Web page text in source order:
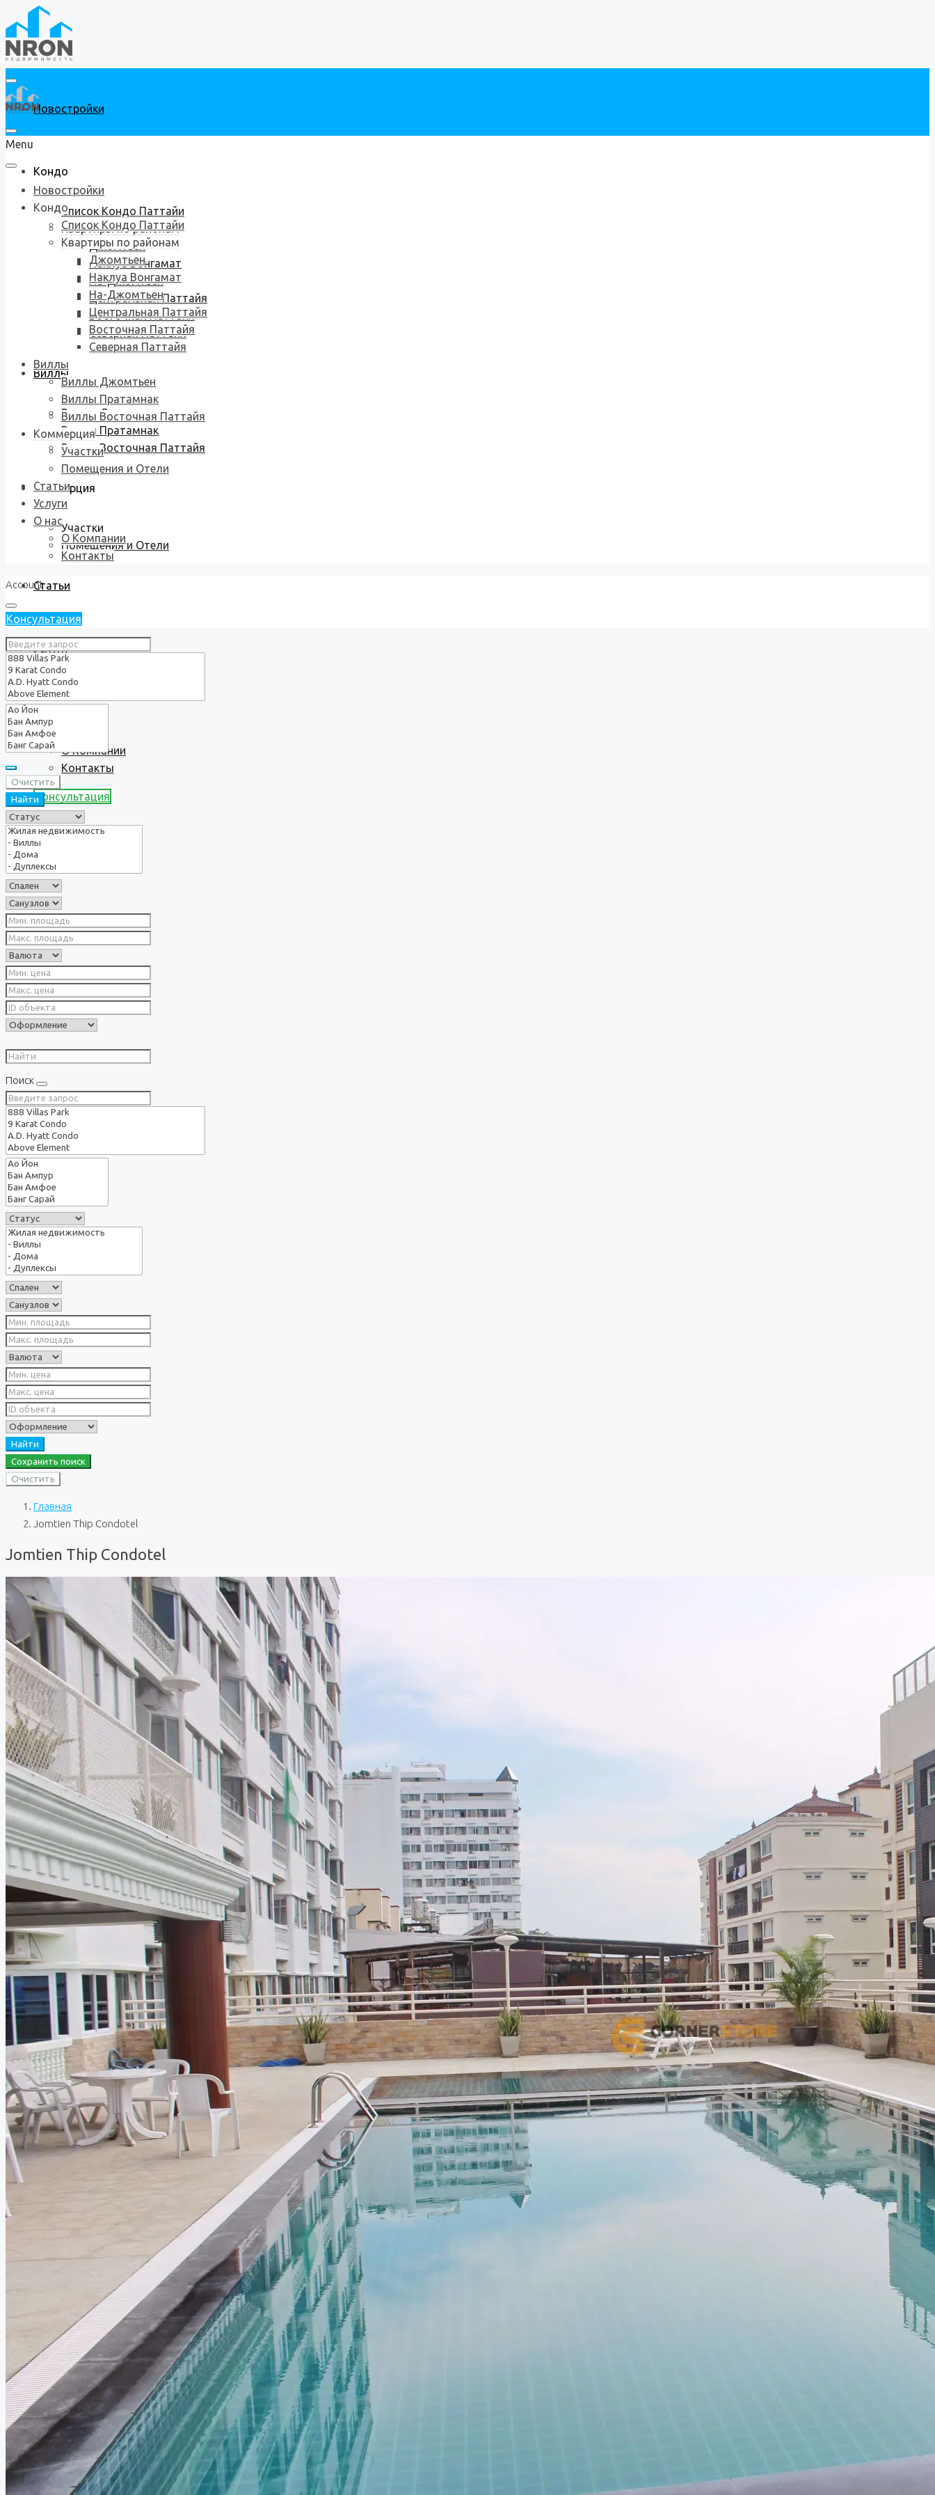
Новостройки
Кондо
Список Кондо Паттайи
Квартиры по районам
Джомтьен
Наклуа Вонгамат
На-Джомтьен
Центральная Паттайя
Восточная Паттайя
Северная Паттайя
Виллы
Виллы Джомтьен
Виллы Пратамнак
Виллы Восточная Паттайя
Коммерция
Участки
Помещения и Отели
Статьи
Услуги
О нас
О Компании
Контакты
Консультация
Menu
Новостройки
Кондо
Список Кондо Паттайи
Квартиры по районам
Джомтьен
Наклуа Вонгамат
На-Джомтьен
Центральная Паттайя
Восточная Паттайя
Северная Паттайя
Виллы
Виллы Джомтьен
Виллы Пратамнак
Виллы Восточная Паттайя
Коммерция
Участки
Помещения и Отели
Статьи
Услуги
О нас
О Компании
Контакты
Account
Консультация
Очистить
Найти
Поиск
Найти
Сохранить поиск
Очистить
Главная
Jomtien Thip Condotel
Jomtien Thip Condotel